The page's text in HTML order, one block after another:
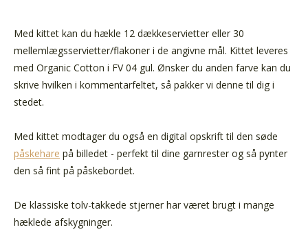
Med kittet kan du hækle 12 dækkeservietter eller 30
mellemlægsservietter/flakoner i de angivne mål. Kittet leveres
med Organic Cotton i FV 04 gul. Ønsker du anden farve kan du
skrive hvilken i kommentarfeltet, så pakker vi denne til dig i
stedet.
Med kittet modtager du også en digital opskrift til den søde
påskehare på billedet - perfekt til dine garnrester og så pynter
den så fint på påskebordet.
De klassiske tolv-takkede stjerner har været brugt i mange
hæklede afskygninger.